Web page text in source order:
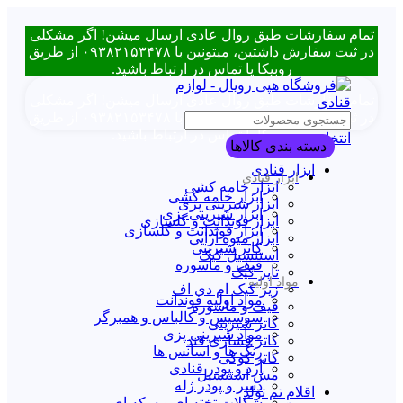
تمام سفارشات طبق روال عادی ارسال میشن! اگر مشکلی
در ثبت سفارش داشتین، میتونین با ۰۹۳۸۲۱۵۳۴۷۸ از طریق
روبیکا یا تماس در ارتباط باشید.
تمام سفارشات طبق روال عادی ارسال میشن! اگر مشکلی
روبیکا یا تماس در ارتباط باشید.انتخاب دسته بندی
ابزار قنادی
ابزار خامه کشی
ابزار شیرینی پزی
ابزار فوندانت و گلسازی
ابزار میوه آرایی
استنسیل کیک
تاپر کیک
زیر کیک ام دی اف
قیف و ماسوره
کاتر شیرینی
کاتر فشاری قند
کاتر کوکی
مش استنسیل
اقلام تم تولد
دسته بندی کالاها
ابزار قنادی
ابزار خامه کشی
ابزار شیرینی پزی
ابزار فوندانت و گلسازی
کاتر شیرینی
قیف و ماسوره
مواد اولیه
مواد اولیه فوندانت
سوسیس و کالباس و همبرگر
مواد شیرینی پزی
رنگ ها و اسانس ها
آرد و پودر قنادی
دسر و پودر ژله